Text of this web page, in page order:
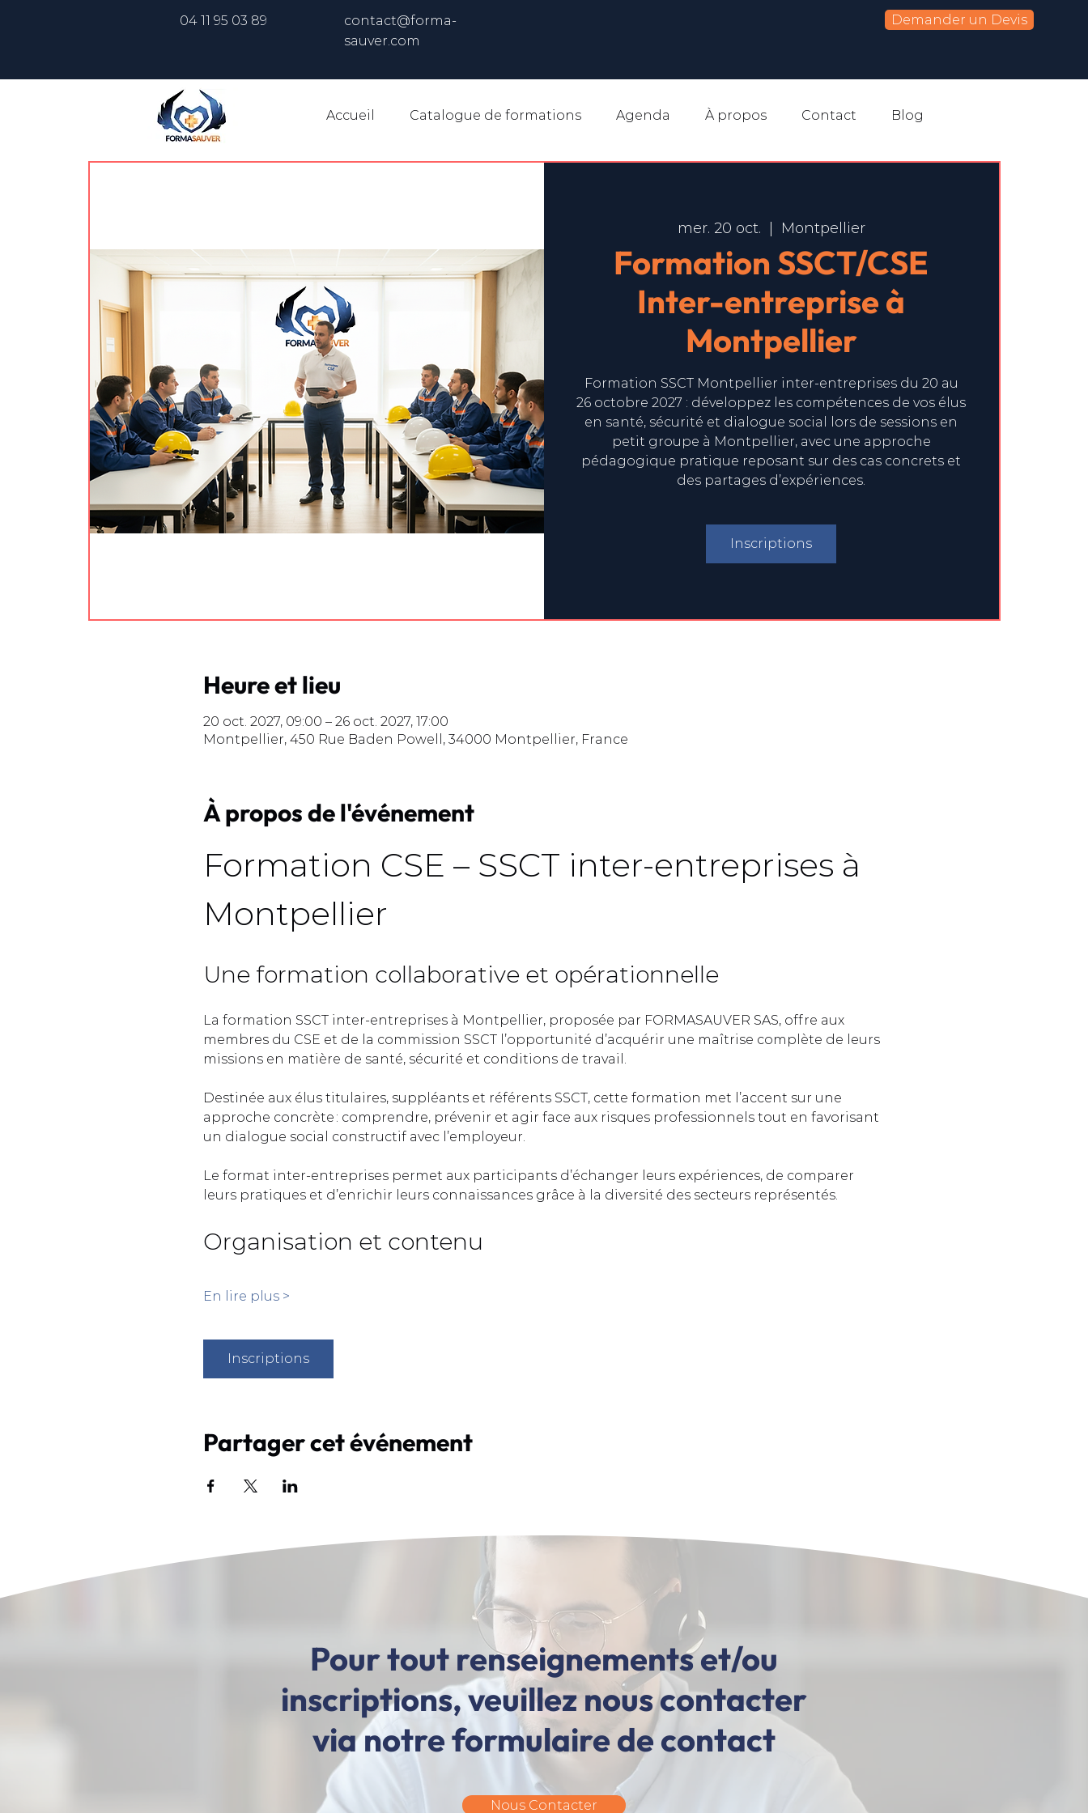
04 11 95 03 89
contact@forma-
sauver.com
Demander un Devis
Accueil Catalogue de formations Agenda À propos Contact Blog
mer. 20 oct. Montpellier
Formation SSCT/CSE
Inter-entreprise à
Montpellier
Formation SSCT Montpellier inter-entreprises du 20 au
26 octobre 2027 : développez les compétences de vos élus
en santé, sécurité et dialogue social lors de sessions en
petit groupe à Montpellier, avec une approche
pédagogique pratique reposant sur des cas concrets et
des partages d’expériences.
Inscriptions
Heure et lieu
20 oct. 2027, 09:00 – 26 oct. 2027, 17:00
Montpellier, 450 Rue Baden Powell, 34000 Montpellier, France
À propos de l'événement
Formation CSE – SSCT inter-entreprises à
Montpellier
Une formation collaborative et opérationnelle
La formation SSCT inter-entreprises à Montpellier, proposée par FORMASAUVER SAS, offre aux
membres du CSE et de la commission SSCT l’opportunité d’acquérir une maîtrise complète de leurs
missions en matière de santé, sécurité et conditions de travail.
Destinée aux élus titulaires, suppléants et référents SSCT, cette formation met l’accent sur une
approche concrète : comprendre, prévenir et agir face aux risques professionnels tout en favorisant
un dialogue social constructif avec l’employeur.
Le format inter-entreprises permet aux participants d’échanger leurs expériences, de comparer
leurs pratiques et d’enrichir leurs connaissances grâce à la diversité des secteurs représentés.
Organisation et contenu
En lire plus >
Inscriptions
Partager cet événement
Pour tout renseignements et/ou
inscriptions, veuillez nous contacter
via notre formulaire de contact
Nous Contacter